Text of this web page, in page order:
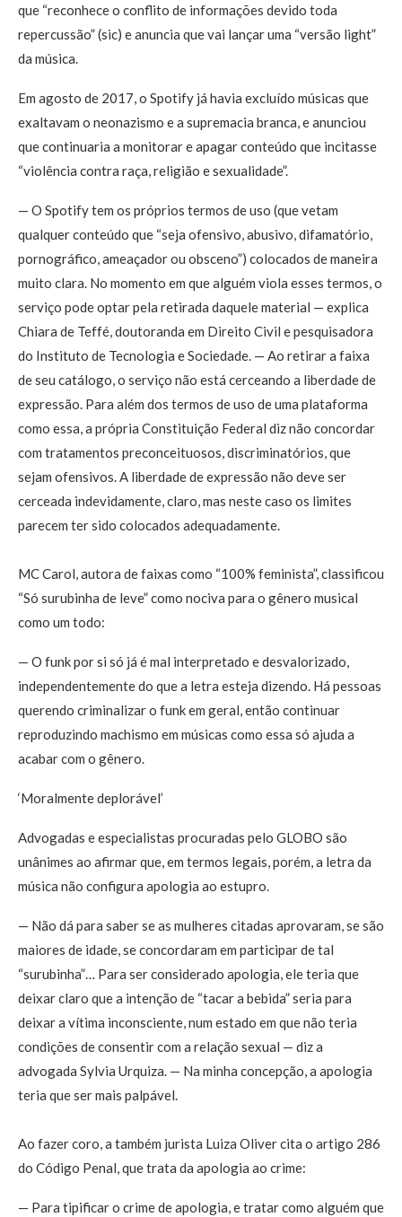
que “reconhece o conflito de informações devido toda
repercussão” (sic) e anuncia que vai lançar uma “versão light”
da música.
Em agosto de 2017, o Spotify já havia excluído músicas que
exaltavam o neonazismo e a supremacia branca, e anunciou
que continuaria a monitorar e apagar conteúdo que incitasse
“violência contra raça, religião e sexualidade”.
— O Spotify tem os próprios termos de uso (que vetam
qualquer conteúdo que “seja ofensivo, abusivo, difamatório,
pornográfico, ameaçador ou obsceno”) colocados de maneira
muito clara. No momento em que alguém viola esses termos, o
serviço pode optar pela retirada daquele material — explica
Chiara de Teffé, doutoranda em Direito Civil e pesquisadora
do Instituto de Tecnologia e Sociedade. — Ao retirar a faixa
de seu catálogo, o serviço não está cerceando a liberdade de
expressão. Para além dos termos de uso de uma plataforma
como essa, a própria Constituição Federal diz não concordar
com tratamentos preconceituosos, discriminatórios, que
sejam ofensivos. A liberdade de expressão não deve ser
cerceada indevidamente, claro, mas neste caso os limites
parecem ter sido colocados adequadamente.
MC Carol, autora de faixas como “100% feminista”, classificou
“Só surubinha de leve” como nociva para o gênero musical
como um todo:
— O funk por si só já é mal interpretado e desvalorizado,
independentemente do que a letra esteja dizendo. Há pessoas
querendo criminalizar o funk em geral, então continuar
reproduzindo machismo em músicas como essa só ajuda a
acabar com o gênero.
‘Moralmente deplorável’
Advogadas e especialistas procuradas pelo GLOBO são
unânimes ao afirmar que, em termos legais, porém, a letra da
música não configura apologia ao estupro.
— Não dá para saber se as mulheres citadas aprovaram, se são
maiores de idade, se concordaram em participar de tal
“surubinha”… Para ser considerado apologia, ele teria que
deixar claro que a intenção de “tacar a bebida” seria para
deixar a vítima inconsciente, num estado em que não teria
condições de consentir com a relação sexual — diz a
advogada Sylvia Urquiza. — Na minha concepção, a apologia
teria que ser mais palpável.
Ao fazer coro, a também jurista Luiza Oliver cita o artigo 286
do Código Penal, que trata da apologia ao crime:
— Para tipificar o crime de apologia, e tratar como alguém que